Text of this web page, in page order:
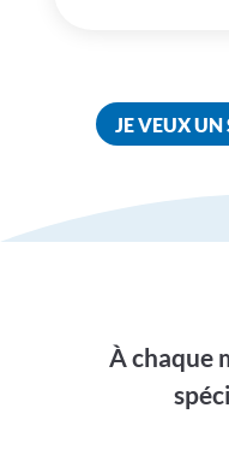
JE VEUX UN
À chaque